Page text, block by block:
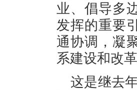
业、倡导多
发挥的重要
通协调，凝
系建设和改
这是继去